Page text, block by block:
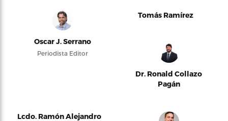
Oscar J. Serrano
Periodista Editor
Tomás Ramírez
Dr. Ronald Collazo
Pagán
Lcdo. Ramón Alejandro